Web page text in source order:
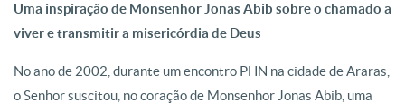
Uma inspiração de Monsenhor Jonas Abib sobre o chamado a
viver e transmitir a misericórdia de Deus
No ano de 2002, durante um encontro PHN na cidade deAraras
o Senhor suscitou, no coração de Monsenhor Jonas Abib, uma